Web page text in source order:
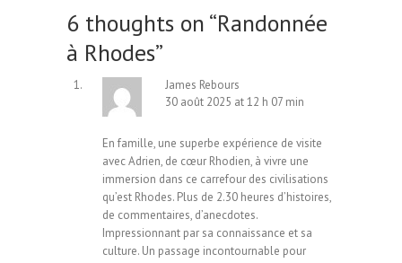
6 thoughts on “Randonnée
à Rhodes”
James Rebours
30 août 2025 at 12 h 07 min
En famille, une superbe expérience de visite
avec Adrien, de cœur Rhodien, à vivre une
immersion dans ce carrefour des civilisations
qu’est Rhodes. Plus de 2.30 heures d’histoires,
de commentaires, d’anecdotes.
Impressionnant par sa connaissance et sa
culture. Un passage incontournable pour